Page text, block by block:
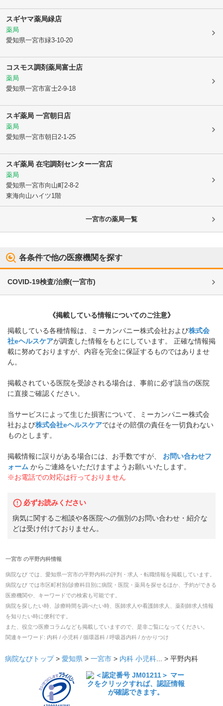
スギヤマ薬局緑店
薬局
愛知県一宮市緑3-10-20
コスモス調剤薬局富士店
薬局
愛知県一宮市富士2-9-18
スギ薬局 一宮朝日店
薬局
愛知県一宮市朝日2-1-25
スギ薬局 在宅調剤センター一宮店
薬局
愛知県一宮市向山町2-8-2
東海向山ハイツ1階
一宮市の薬局一覧
各条件で他の医療機関を探す
COVID-19検査/治療(一宮市)
《掲載している情報についてのご注意》
掲載している各種情報は、ミーカンパニー株式会社および株式会
社eヘルスケアが調査した情報をもとにしています。 正確な情報掲
載に努めておりますが、内容を完全に保証するものではありませ
ん。
掲載されている医院を受診される場合は、事前に必ず該当の医院
に直接ご確認ください。
当サービスによって生じた損害について、ミーカンパニー株式会
社および株式会社eヘルスケアではその賠償の責任を一切負わない
ものとします。
掲載情報に誤りがある場合には、お手数ですが、
お問い合わせフ
ォーム からご連絡をいただけますようお願いいたします。
※お電話での対応は行っておりません
必ずお読みください
病気に関するご相談や各医院への個別のお問い合わせ・紹介な
どは受け付けておりません。
一宮市の平野内科情報
病院なび では、 愛知県一宮市の平野内科の評判・求人・転職情報を掲載しています。
病院なび では市区町村別/診療科目別に病院・医院・薬局を探せるほか、予約ができる
医療機関や、キーワードでの検索も可能です。
病院を探したい時、診療時間を調べたい時、医師求人や看護師求人、薬剤師求人情報
を知りたい時に便利です。
また、役立つ医療コラムなども掲載していますので、是非ご覧になってください。
関連キーワード: 内科 / 小児科 / 循環器科 / 呼吸器内科 / かかりつけ
病院なびトップ > 愛知県 > 一宮市 > 内科 小児科... > 平野内科